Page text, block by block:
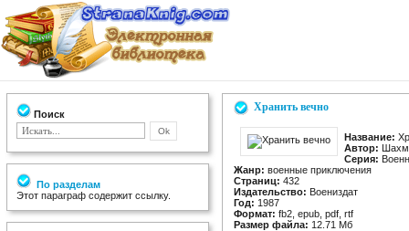
Поиск
По разделам
Этот параграф содержит ссылку.
Хранить вечно
Название:
Автор:
Серия:
Жанр: военные приключения
Страниц: 432
Издательство: Воениздат
Год: 1987
Формат: fb2, epub, pdf, rtf
Размер файла: 12.71 Мб